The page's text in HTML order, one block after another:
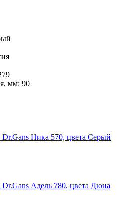
мм: 90
Ника 570, цвета Серый
Адель 780, цвета Дюна